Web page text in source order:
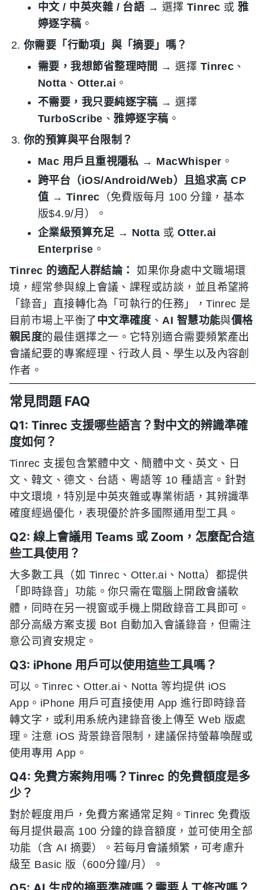
中文 / 中英夾雜 / 台語 → 選擇Tinrec 或雅
婷逐字稿 。
你需要「行動項」與「摘要」嗎？
需要，我想節省整理時間 → 選擇 Tinrec 、
Notta 、 Otter.ai 。
不需要，我只要純逐字稿 → 選擇
TurboScribe 、雅婷逐字稿 。
你的預算與平台限制？
Mac 用戶且重視隱私 → MacWhisper 。
跨平台（iOS/Android/Web）且追求高 CP
值 → Tinrec （免費版每月 100 分鐘，基本
版$4.9/月）。
企業級預算充足 → Notta 或Otter.ai
Enterprise 。
Tinrec 的適配人群結論：
如果你身處中文職場環
境，經常參與線上會議、課程或訪談，並且希望將
「錄音」直接轉化為「可執行的任務」，Tinrec 是
目前市場上平衡了 中文準確度 、 AI 智慧功能與價格
親民度的最佳選擇之一。它特別適合需要頻繁產出
會議紀要的專案經理、行政人員、學生以及內容創
作者。
常見問題 FAQ
Q1: Tinrec 支援哪些語言？對中文的辨識準確
度如何？
Tinrec 支援包含繁體中文、簡體中文、英文、日
文、韓文、德文、台語、粵語等 10 種語言。針對
中文環境，特別是中英夾雜或專業術語，其辨識準
確度經過優化，表現優於許多國際通用型工具。
Q2: 線上會議用 Teams 或 Zoom，怎麼配合這
些工具使用？
大多數工具（如 Tinrec、Otter.ai、Notta）都提供
「即時錄音」功能。你只需在電腦上開啟會議軟
體，同時在另一視窗或手機上開啟錄音工具即可。
部分高級方案支援 Bot 自動加入會議錄音，但需注
意公司資安規定。
Q3: iPhone 用戶可以使用這些工具嗎？
可以。Tinrec、Otter.ai、Notta 等均提供 iOS
App。iPhone 用戶可直接使用 App 進行即時錄音
轉文字，或利用系統內建錄音後上傳至 Web 版處
理。注意 iOS 背景錄音限制，建議保持螢幕喚醒或
使用專用 App。
Q4: 免費方案夠用嗎？Tinrec 的免費額度是多
少？
對於輕度用戶，免費方案通常足夠。Tinrec 免費版
每月提供最高 100 分鐘的錄音額度，並可使用全部
功能（含 AI 摘要）。若每月會議頻繁，可考慮升
級至 Basic 版（600分鐘/月）。